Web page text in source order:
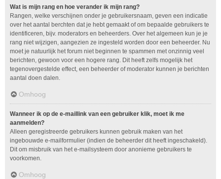
Wat is mijn rang en hoe verander ik mijn rang?
Rangen, welke verschijnen onder je gebruikersnaam, geven een indicatie
over het aantal berchten dat je hebt gemaakt of om bepaalde gebruikers te
identificeren, bijv. moderators en beheerders. Over het algemeen kun je je
rang niet wijzigen, aangezien ze ingesteld worden door een beheerder. Nu
moet je natuurlijk het forum niet beginnen te spammen met onzinnig veel
berichten, gewoon voor een hogere rang. Dit heeft zelfs mogelijk het
tegenovergestelde effect, een beheerder of moderator kunnen je berichten
aantal doen dalen.
Omhoog
Wanneer ik op de e-maillink van een gebruiker klik, moet ik me
aanmelden?
Alleen geregistreerde gebruikers kunnen gebruik maken van het
ingebouwde e-mailformulier (indien de beheerder dit heeft ingeschakeld).
Dit om misbruik van het e-mailsysteem door anonieme gebruikers te
voorkomen.
Omhoog